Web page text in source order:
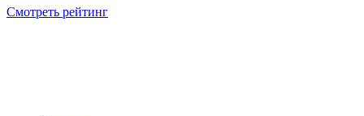
Смотреть рейтинг